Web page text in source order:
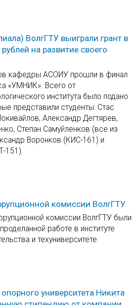
ВолгГТУ выиграли грант в
на развитие своего
кафедры АСОИУ прошли в финал
«УМНИК». Всего от
института было подано
представили студенты: Стас
Александр Дегтярев,
Степан Самуйленков (все из
Воронков (КИС-161) и
151).
комиссии ВолгГТУ
комиссии ВолгГТУ были
работе в институте
и техуниверситете.
университета Никита